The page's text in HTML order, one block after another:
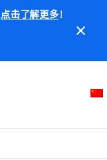
点击了解更多！